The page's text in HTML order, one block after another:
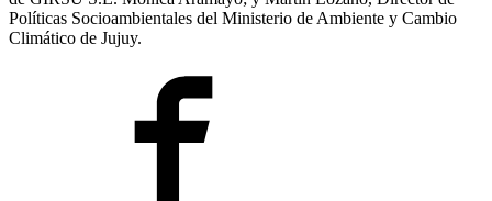
Políticas Socioambientales del Ministerio de Ambiente y Cambio
Climático de Jujuy.